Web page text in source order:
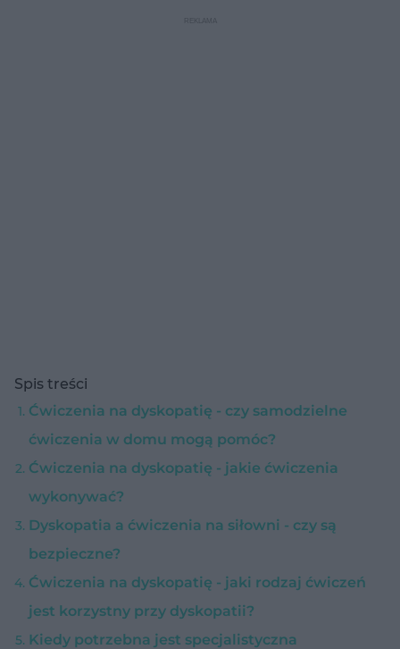
Spis treści
Ćwiczenia na dyskopatię - czy samodzielne
ćwiczenia w domu mogą pomóc?
Ćwiczenia na dyskopatię - jakie ćwiczenia
wykonywać?
Dyskopatia a ćwiczenia na siłowni - czy są
bezpieczne?
Ćwiczenia na dyskopatię - jaki rodzaj ćwiczeń
jest korzystny przy dyskopatii?
Kiedy potrzebna jest specjalistyczna